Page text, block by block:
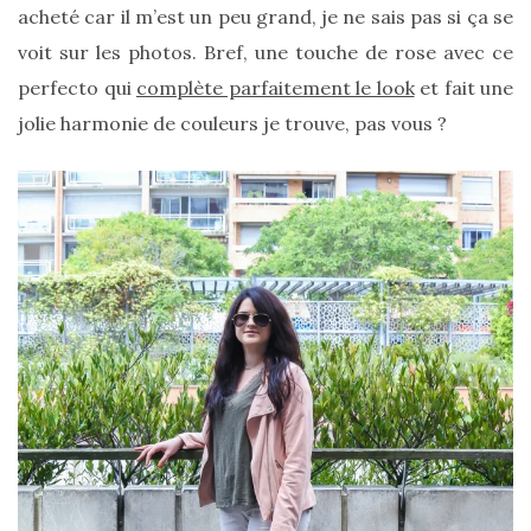
printemps
2026
ma
sélection
chic
pratique
au
quotidien
09/05/2026
acheté car il m’est un peu grand, je ne sais pas si ça se
voit sur les photos. Bref, une touche de rose avec ce
perfecto qui complète parfaitement le looket fait une
jolie harmonie de couleurs je trouve, pas vous ?